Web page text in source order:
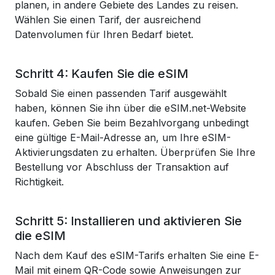
planen, in andere Gebiete des Landes zu reisen.
Wählen Sie einen Tarif, der ausreichend
Datenvolumen für Ihren Bedarf bietet.
Schritt 4: Kaufen Sie die eSIM
Sobald Sie einen passenden Tarif ausgewählt
haben, können Sie ihn über die eSIM.net-Website
kaufen. Geben Sie beim Bezahlvorgang unbedingt
eine gültige E-Mail-Adresse an, um Ihre eSIM-
Aktivierungsdaten zu erhalten. Überprüfen Sie Ihre
Bestellung vor Abschluss der Transaktion auf
Richtigkeit.
Schritt 5: Installieren und aktivieren Sie
die eSIM
Nach dem Kauf des eSIM-Tarifs erhalten Sie eine E-
Mail mit einem QR-Code sowie Anweisungen zur